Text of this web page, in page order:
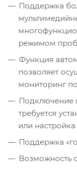
Поддержка
режимом
Функция
позволяет
мониторинг
Подключение
требуется
или настройка
Поддержка
Возможность